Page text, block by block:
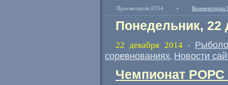
Просмотрели 6354 • Комментарии
Понедельник, 22
22 декабря 2014-
соревнованиях, Новости
Чемпионат РОРС